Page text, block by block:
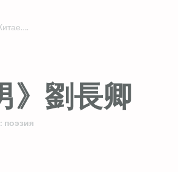
》劉長卿
поэзия